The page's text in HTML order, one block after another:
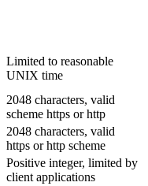
Limited to reasonable
UNIX time
2048 characters, valid
scheme https or http
2048 characters, valid
https or http scheme
Positive integer, limited by
client applications